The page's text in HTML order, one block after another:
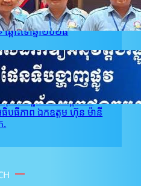
ែវ បានចូលរួមក្នុងពិធី
ជាផ្លូវការ «ផែនទីបង្ហាញផ្លូវ
ោះទៅឆ្នាំ២០២៨
user_takeo1
ជនកម្ពុជា នឹងរៀបចំពិធី
តជាផ្លូវការផែនទីបង្ហាញផ្លូវ
ជនកម្ពុជា ២.០ ឆ្ពោះទៅ
បធីភាព ឯកឧត្តម ហ៊ុន ម៉ានី
.